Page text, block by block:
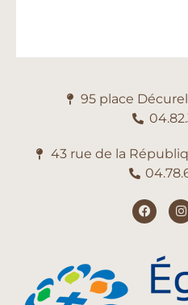
95 place
43 rue de la